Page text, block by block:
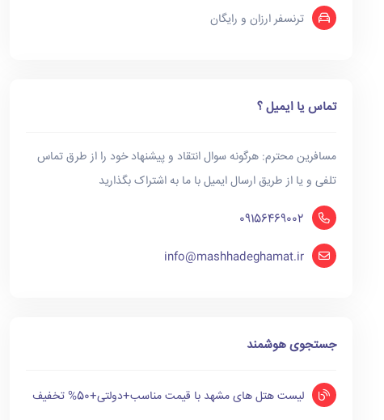
ترنسفر ارزان و رایگان
تماس یا ایمیل ؟
مسافرین محترم: هرگونه سوال انتقاد و پیشنهاد خود را از طرق تماس
تلفی و یا از طریق ارسال ایمیل با ما به اشتراک بگذارید
09156469002
info@mashhadeghamat.ir
جستجوی هوشمند
لیست هتل های مشهد با قیمت مناسب+دولتی+50% تخفیف